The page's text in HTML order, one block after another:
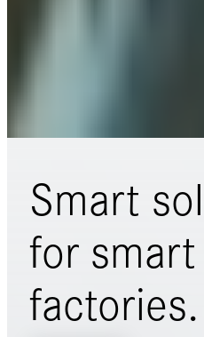
Smart
for smart
factories.